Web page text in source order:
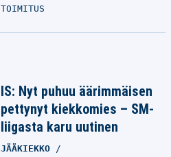
TOIMITUS
IS: Nyt puhuu äärimmäisen
pettynyt kiekkomies – SM-
liigasta karu uutinen
JÄÄKIEKKO